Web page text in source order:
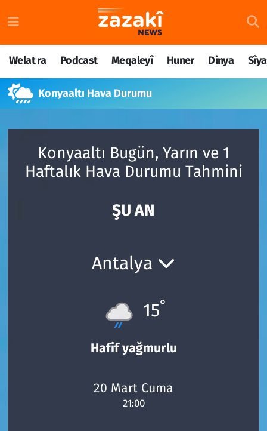
Welat ra Podcast Meqaleyî Huner Dinya
Konyaaltı Hava Durumu
Konyaaltı Bugün, Yarın ve 1
Haftalık Hava Durumu Tahmini
ŞU AN
Antalya
15°
Hafif yağmurlu
20 Mart Cuma
21:00
Welat ra
Podcast
Meqaleyî
Dinya
Nöbetçi Eczaneler
Hava Durumu
Namaz Vakitleri
Süper Lig Puan Durumu ve Fikstür